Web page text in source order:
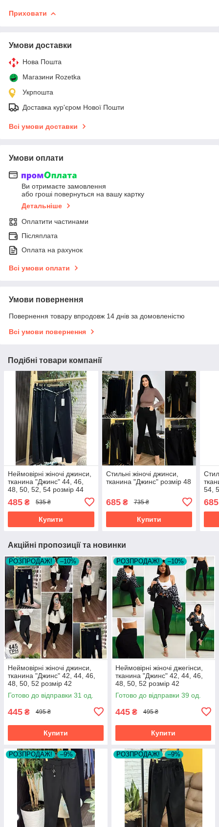
Приховати
Умови доставки
Нова Пошта
Магазини Rozetka
Укрпошта
Доставка кур'єром Нової Пошти
Всі умови доставки
Умови оплати
Ви отримаєте замовлення
або гроші повернуться на вашу картку
Детальніше
Оплатити частинами
Післяплата
Оплата на рахунок
Всі умови оплати
Умови повернення
Повернення товару впродовж 14 днів за домовленістю
Всі умови повернення
Подібні товари компанії
Неймовірні жіночі джинси,
тканина "Джинс" 44, 46,
48, 50, 52, 54 розмір 44
485 ₴ 535 ₴
Купити
Стильні жіночі джинси,
тканина "Джинс" розмір 48
685₴ 735 ₴
Купити
54,
685
Акційні пропозиції та новинки
РОЗПРОДАЖ! –10%
Неймовірні жіночі джинси,
тканина "Джинс" 42, 44, 46,
48, 50, 52 розмір 42
Готово до відправки 31 од.
445 ₴ 495 ₴
Купити
РОЗПРОДАЖ! –10%
Неймовірні жіночі джегінси,
тканина "Джинс" 42, 44, 46,
48, 50, 52 розмір 42
Готово до відправки 39 од.
445 ₴ 495 ₴
Купити
РОЗПРОДАЖ! –9% РОЗПРОДАЖ! –9%